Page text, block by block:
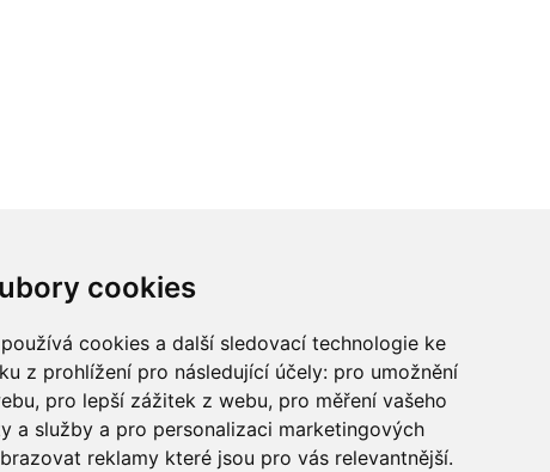
cookies
cookies a další sledovací technologie ke
z prohlížení pro následující účely: pro umožnění
, pro lepší zážitek z webu, pro měření vašeho
a služby a pro personalizaci marketingových
reklamy které jsou pro vás relevantnější.
Chcete spolupracovat?
Chalupu: